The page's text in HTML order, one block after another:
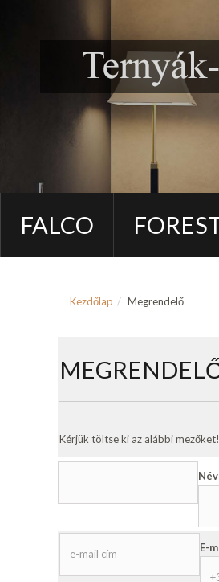
FALCO
Kezdőlap Megrendelő
Kérjük töltse ki az alábbi mezőket!
E-